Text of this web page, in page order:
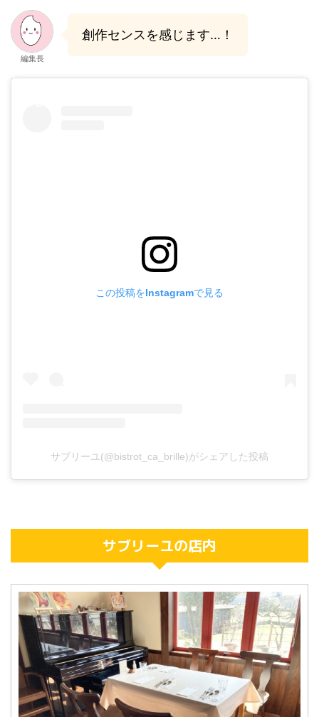
編集長
創作センスを感じます…！
この投稿をInstagramで見る
サブリーユ(@bistrot_ca_brille)がシェアした投稿
サブリーユの店内